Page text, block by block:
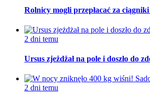
Rolnicy mogli przepłacać za
2 dni temu
Ursus zjeżdżał na pole i doszło do
2 dni temu